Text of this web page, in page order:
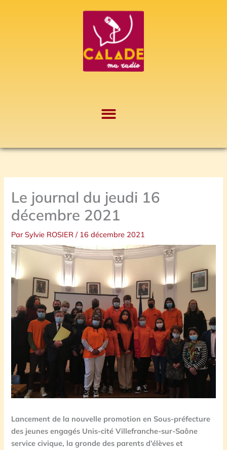
Le journal du jeudi 16
décembre 2021
ParSylvie ROSIER/ 16 décembre 2021
Lancement de la nouvelle promotionen Sous-préfecture
des jeunes engagés Unis-cité Villefranche-sur-Saône
service civique, la gronde des parents d’élèves et